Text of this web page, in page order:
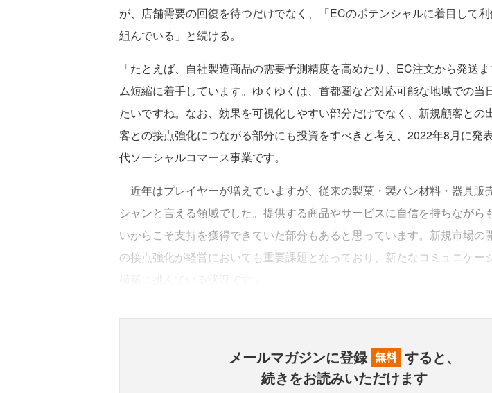
が、店舗需要の回復を待つだけでなく、「ECのポテンシャルに着目して
組んでいる」と続ける。
「たとえば、自社製造商品の需要予測精度を高めたり、EC注文から発送
ム短縮に着手しています。ゆくゆくは、首都圏など対応可能な地域での当
たいですね。なお、効果を可視化しやすい部分だけでなく、新規顧客との
客との接点強化につながる部分にも投資をすべきと考え、2022年8月に発
代ソーシャルコマース事業です。
近年はプレイヤーが増えていますが、従来の製菓・製パン材料・器具販
シャンと言える領域でした。提供する商品やサービスに自信を持ちながら
いからこそ支持を獲得できていた部分もあると思っています。新規市場の
の接点強化が経営においても重要課題となっており、新たなコミュニケー
メールマガジンに登録 無料 すると、
続きをお読みいただけます